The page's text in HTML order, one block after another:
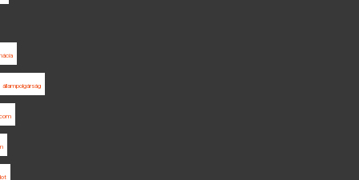
állampolgárság